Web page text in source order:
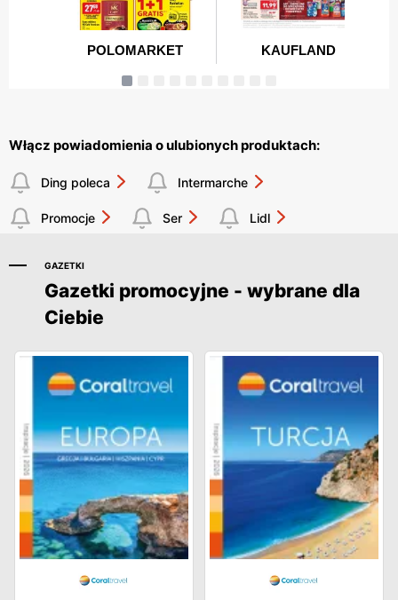
Włącz powiadomienia o ulubionych produktach:
Ding poleca Intermarche
Promocje Ser Lidl
GAZETKI
Gazetki promocyjne - wybrane dla
Ciebie